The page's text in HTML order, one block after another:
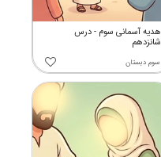
هدیه آسمانی سوم - درس
شانزدهم
سوم دبستان